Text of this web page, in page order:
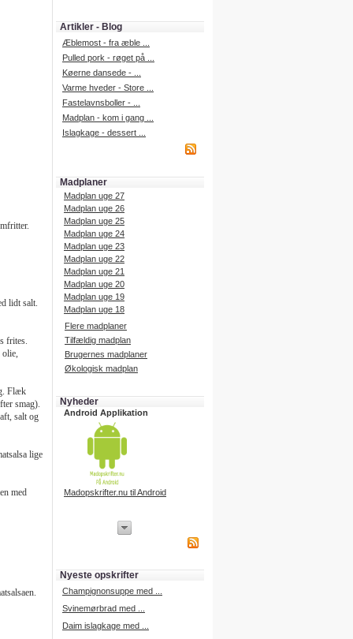
lidt salt.
frites.
olie,
Flæk
smag).
salt og
lige
med
Artikler - Blog
Æblemost - fra æble ...
Pulled pork - røget på ...
Køerne dansede - ...
Varme hveder - Store ...
Fastelavnsboller - ...
Madplan - kom i gang ...
Islagkage - dessert ...
Madplaner
Madplan uge 27
Madplan uge 26
Madplan uge 25
Madplan uge 24
Madplan uge 23
Madplan uge 22
Madplan uge 21
Madplan uge 20
Madplan uge 19
Madplan uge 18
Flere madplaner
Tilfældig madplan
Brugernes madplaner
Økologisk madplan
Nyheder
Android Applikation
Madopskrifter.nu til Android
iPhone udvikling
Nyeste opskrifter
Champignonsuppe med ...
Svinemørbrad med ...
Daim islagkage med ...